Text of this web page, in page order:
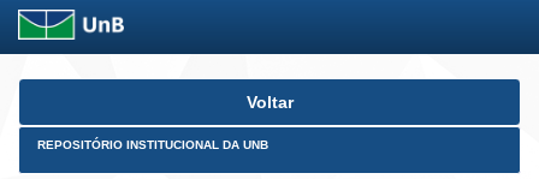
Skip
Voltar
REPOSITÓRIO INSTITUCIONAL DA UNB